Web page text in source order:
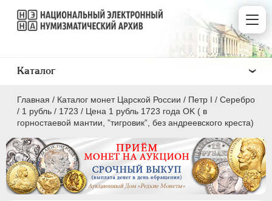
Главная / Каталог монет Царской России / Пeтр I / Серебро
/ 1 рубль / 1723 / Цена 1 рубль 1723 года OK ( в
горностаевой мантии, ”тигровик”, без андреевского креста)
Каталог
ПEТР I 1699 - 1725